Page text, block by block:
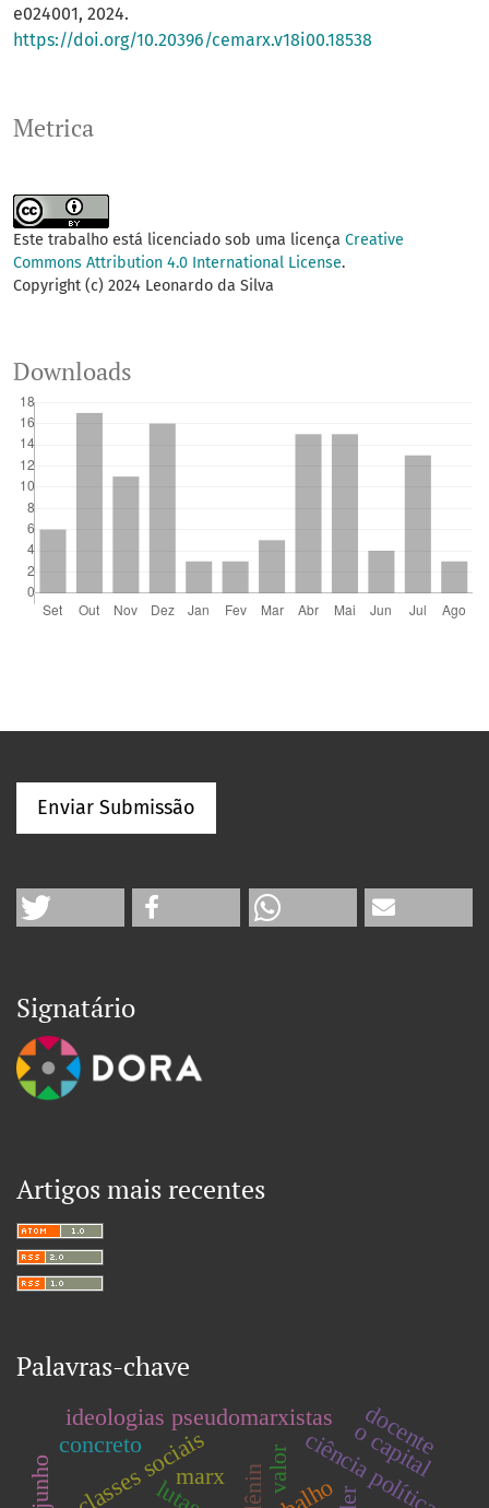
Metrica
e024001, 2024.
https://doi.org/10.20396/cemarx.v18i00.18538
Este trabalho está licenciado sob uma licença Creative
Commons Attribution 4.0 International License.
Copyright (c) 2024 Leonardo da Silva
Downloads
Enviar Submissão
Signatário
Artigos mais recentes
Palavras-chave
classes sociais
ideologias pseudomarxistas
marx ciência política
lênin
o capital
concreto docente
valor